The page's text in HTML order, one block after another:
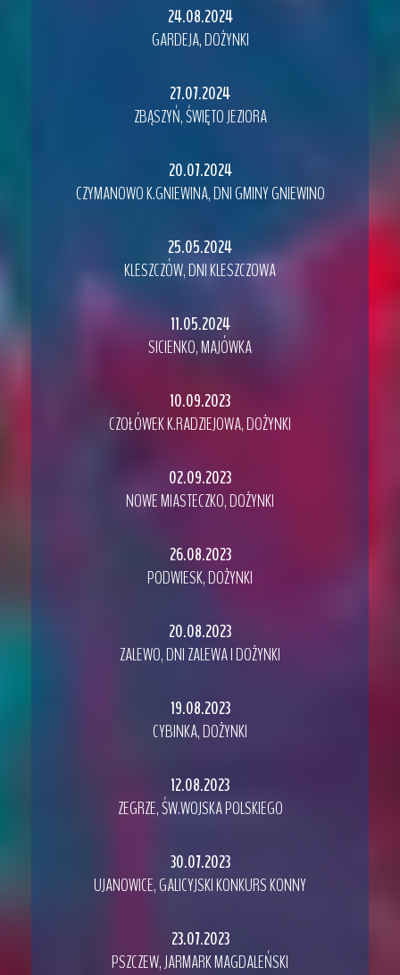
24.08.2024
GARDEJA, DOŻYNKI
27.07.2024
ZBĄSZYŃ, ŚWIĘTO JEZIORA
20.07.2024
CZYMANOWO K.GNIEWINA, DNI GMINY GNIEWINO
25.05.2024
KLESZCZÓW, DNI KLESZCZOWA
11.05.2024
SICIENKO, MAJÓWKA
10.09.2023
CZOŁÓWEK K.RADZIEJOWA, DOŻYNKI
02.09.2023
NOWE MIASTECZKO, DOŻYNKI
26.08.2023
PODWIESK, DOŻYNKI
20.08.2023
ZALEWO, DNI ZALEWA I DOŻYNKI
19.08.2023
CYBINKA, DOŻYNKI
12.08.2023
ZEGRZE, ŚW.WOJSKA POLSKIEGO
30.07.2023
UJANOWICE, GALICYJSKI KONKURS KONNY
23.07.2023
PSZCZEW, JARMARK MAGDALEŃSKI